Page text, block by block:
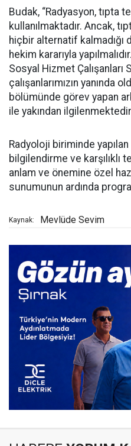
Budak, “Radyasyon, tıpta
kullanılmaktadır. Ancak,
hiçbir alternatif
hekim kararıyla
Sosyal Hizmet Çalışanları
çalışanlarımızın yanında
bölümünde görev yapan
ile yakından
Radyoloji biriminde
bilgilendirme ve karşılıklı
anlam ve önemine özel
sunumunun ardında
Kaynak: Mevlüde Sevim